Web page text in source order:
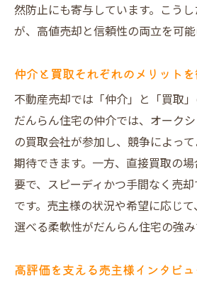
然防止にも寄与しています。こう
が、高値売却と信頼性の両立を可能
仲介と買取それぞれのメリット
不動産売却では「仲介」と「買取」
だんらん住宅の仲介では、オーク
の買取会社が参加し、競争によっ
期待できます。一方、直接買取の
要で、スピーディかつ手間なく売
です。売主様の状況や希望に応じ
選べる柔軟性がだんらん住宅の強み
高評価を支える売主様インタビ